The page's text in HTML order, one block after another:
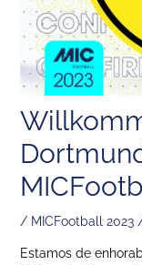
/ MICFootball 2023/
Estamos de